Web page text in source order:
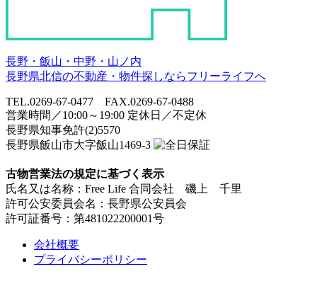
長野・飯山・中野・山ノ内
長野県北信の不動産・物件探しならフリーライフへ
TEL.0269-67-0477 FAX.0269-67-0488
営業時間／10:00～19:00 定休日／不定休
長野県知事免許(2)5570
長野県飯山市大字飯山1469-3
古物営業法の規定に基づく表示
氏名又は名称：Free Life 合同会社 磯上 千里
許可公安委員会名：長野県公安員会
許可証番号：第481022200001号
会社概要
プライバシーポリシー